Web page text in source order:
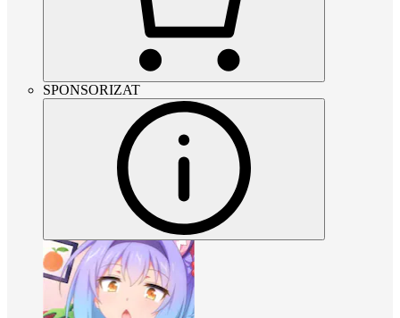
SPONSORIZAT